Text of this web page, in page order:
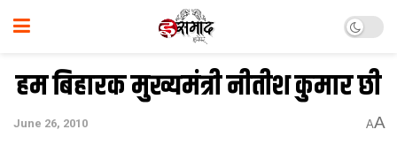
हम बिहारक मुख्यमंत्री नीतीश कुमार छी
June 26, 2010 AA